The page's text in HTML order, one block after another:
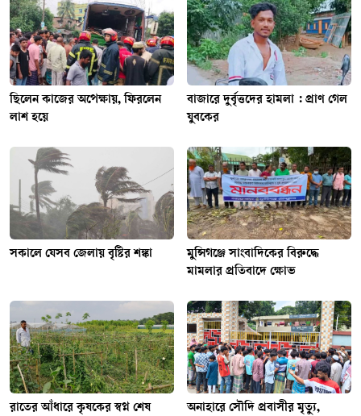
ছিলেন কাজের অপেক্ষায়, ফিরলেন
লাশ হয়ে
বাজারে দুর্বৃত্তদের হামলা : প্রাণ গেল
যুবকের
সকালে যেসব জেলায় বৃষ্টির শঙ্কা
মুন্সিগঞ্জে সাংবাদিকের বিরুদ্ধে
মামলার প্রতিবাদে ক্ষোভ
রাতের আঁধারে কৃষকের স্বপ্ন শেষ
অনাহারে সৌদি প্রবাসীর মৃত্যু,